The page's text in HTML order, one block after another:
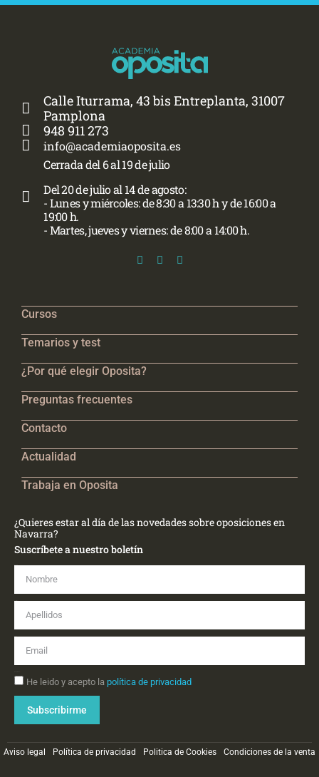
Calle Iturrama, 43 bis Entreplanta, 31007
Pamplona
948 911 273
info@academiaoposita.es
Cerrada del 6 al 19 de julio
Del 20 de julio al 14 de agosto:
- Lunes y miércoles: de 8:30 a 13:30 h y de 16:00 a
19:00 h.
- Martes, jueves y viernes: de 8:00 a 14:00 h.
Cursos
Temarios y test
¿Por qué elegir Oposita?
Preguntas frecuentes
Contacto
Actualidad
Trabaja en Oposita
¿Quieres estar al día de las novedades sobre oposiciones en
Navarra?
Suscríbete a nuestro boletín
He leido y acepto la política de privacidad
Subscribirme
Aviso legal Política de privacidad Politica de Cookies Condiciones de la venta